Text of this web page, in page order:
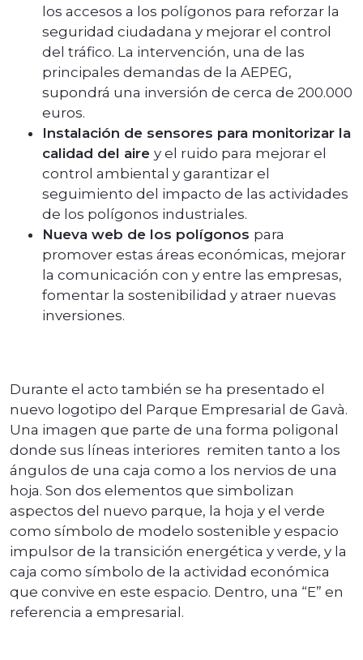
los accesos a los polígonos para reforzar la
seguridad ciudadana y mejorar el control
del tráfico. La intervención, una de las
principales demandas de la AEPEG,
supondrá una inversión de cerca de 200.000
euros.
Instalación de sensores para monitorizar la
calidad del aire y el ruido para mejorar el
control ambiental y garantizar el
seguimiento del impacto de las actividades
de los polígonos industriales.
Nueva web de los polígonos para
promover estas áreas económicas, mejorar
la comunicación con y entre las empresas,
fomentar la sostenibilidad y atraer nuevas
inversiones.
Durante el acto también se ha presentado el
nuevo logotipo del Parque Empresarial de Gavà.
Una imagen que parte de una forma poligonal
donde sus líneas interiores remiten tanto a los
ángulos de una caja como a los nervios de una
hoja. Son dos elementos que simbolizan
aspectos del nuevo parque, la hoja y el verde
como símbolo de modelo sostenible y espacio
impulsor de la transición energética y verde, y la
caja como símbolo de la actividad económica
que convive en este espacio. Dentro, una “E” en
referencia a empresarial.